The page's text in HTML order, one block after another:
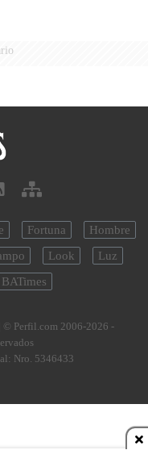
Fortuna
Hombre
Look
Luz
BATimes
| © Perfil.com 2006-2026 -
Nro. 5346433